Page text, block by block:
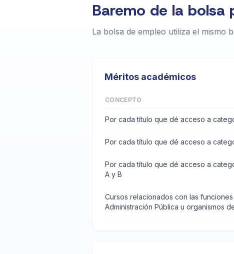
Baremo de la bolsa
La bolsa de empleo utiliza el mismo
Méritos académicos
CONCEPTO
Por cada título que dé acceso a
Por cada título que dé acceso a
Por cada título que dé acceso a
A y B
Cursos relacionados con las
Administración Pública u organismos